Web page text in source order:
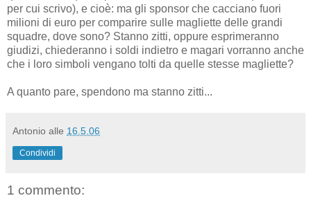
per cui scrivo), e cioè: ma gli sponsor che cacciano fuori
milioni di euro per comparire sulle magliette delle grandi
squadre, dove sono? Stanno zitti, oppure esprimeranno
giudizi, chiederanno i soldi indietro e magari vorranno anche
che i loro simboli vengano tolti da quelle stesse magliette?
A quanto pare, spendono ma stanno zitti...
Antonio alle 16.5.06
Condividi
1 commento: